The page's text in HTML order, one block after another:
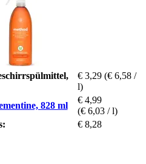
€ 3,29 (€ 6,58 /
l)
828 ml
€ 4,99
(€ 6,03 / l)
€ 8,28